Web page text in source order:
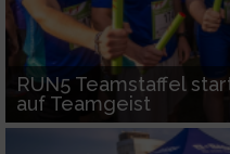
RUN5 Teamstaffel
auf Teamgeist